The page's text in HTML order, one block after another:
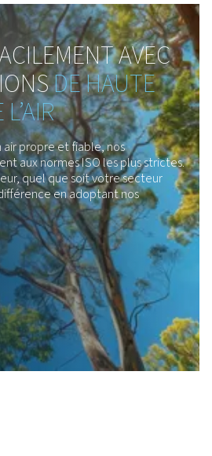
silencieusement et apporte du
De la configuration au
concerne ce système est conçu
à votre flux de travail, en
de haute pression.
iPM avancé
vous disions qu’il existe un
un moteur IE3 à une compression
avancée, réglé pour fournir une
constante et puissante tout en
de l’énergie ? C’est en effet ce